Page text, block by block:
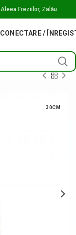
Aleea Freziilor, Zalău
CONECTARE /
30CM